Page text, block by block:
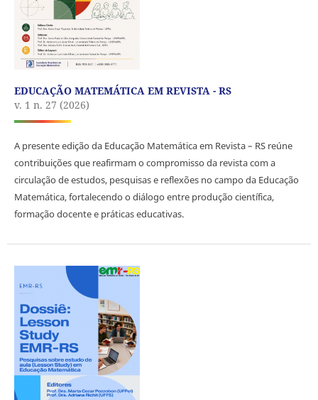
EDUCAÇÃO MATEMÁTICA EM REVISTA - RS
v. 1 n. 27 (2026)
A presente edição da Educação Matemática em Revista – RS reúne
contribuições que reafirmam o compromisso da revista com a
circulação de estudos, pesquisas e reflexões no campo da Educação
Matemática, fortalecendo o diálogo entre produção científica,
formação docente e práticas educativas.